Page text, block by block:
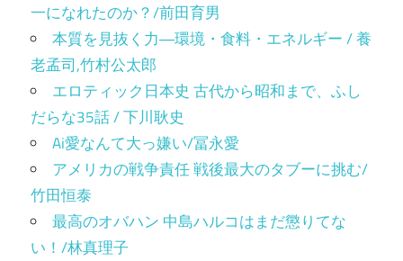
一になれたのか？/前田育男
本質を見抜く力―環境・食料・エネルギー / 養
老孟司,竹村公太郎
エロティック日本史 古代から昭和まで、ふし
だらな35話 / 下川耿史
Ai愛なんて大っ嫌い/冨永愛
アメリカの戦争責任 戦後最大のタブーに挑む/
竹田恒泰
最高のオバハン 中島ハルコはまだ懲りてな
い！/林真理子